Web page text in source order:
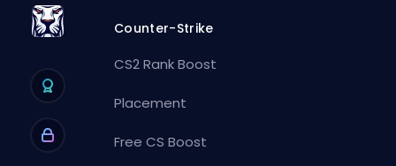
Counter-Strike
CS2 Rank Boost
Placement
Free CS Boost